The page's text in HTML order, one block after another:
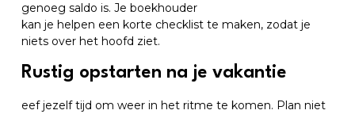
genoeg saldo is. Je boekhouder
kan je helpen een korte checklist te maken, zodat je
niets over het hoofd ziet.
Rustig opstarten na je vakantie
eef jezelf tijd om weer in het ritme te komen. Plan niet